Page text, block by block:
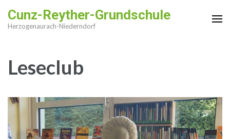
Inhalt
drücken)
Cunz-Reyther-Grundschule
Herzogenaurach-Niederndorf
Leseclub